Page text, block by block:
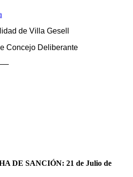
de Villa Gesell
Concejo Deliberante
21 de Julio de